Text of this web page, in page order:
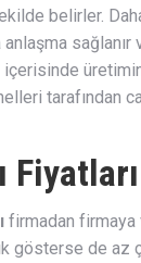
belirler.
sağlanır
içerisinde
tarafından
Fiyatları
firmadan firmaya
gösterse de az